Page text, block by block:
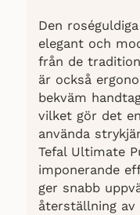
Den
elegant och
från de
är också
bekväm
vilket gör det
använda
Tefal Ultimate
imponerande
ger snabb
återställning